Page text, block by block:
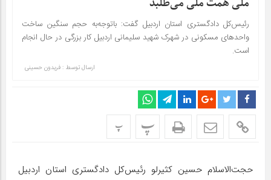
ملی همت ملی می‌طلبد
رئیس‌کل دادگستری استان اردبیل گفت: باتوجه‌به حجم سنگین ساخت
واحدهای مسکونی در شهرک شهید سلیمانی اردبیل کار بزرگی در حال انجام
است.
ارسال توسط : فریدون حسینی
پ پ
حجت‌الاسلام حسین کثیرلو رئیس‌کل دادگستری استان اردبیل